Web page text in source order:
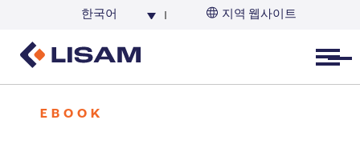
한국어 지역 웹사이트
Open menu
EBOOK